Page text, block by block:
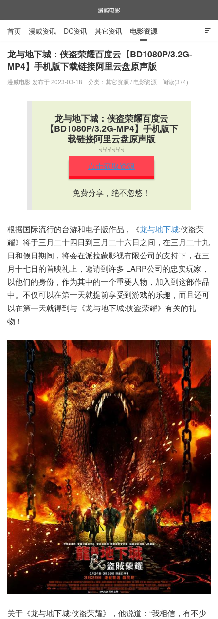
漫威电影

首页 漫威资讯 DC资讯 其它资讯 电影资源
电视剧资源 漫威图片
龙与地下城：侠盗荣耀百度云【BD1080P/3.2G-
MP4】手机版下载链接阿里云盘原声版
漫威电影 发布于 2023-03-18 分类： 其它资源 / 电影资源 阅读(374)
龙与地下城：侠盗荣耀百度云
【BD1080P/3.2G-MP4】手机版下
载链接阿里云盘原声版
☟☟☟☟☟☟
点击获取资源
免费分享，绝不忽悠！
根据国际流行的台游和电子版作品，《龙与地下城:侠盗荣
耀》将于三月二十四日到三月二十六日之间，在三月二十九
日和假日期间，将会在派拉蒙影视有限公司的支持下，在三
月十七日的首映礼上，邀请到许多 LARP公司的忠实玩家，
以他们的身份，作为其中的一个重要人物，加入到这部作品
中。不仅可以在第一天就提前享受到游戏的乐趣，而且还可
以在第一天就得到与《龙与地下城:侠盗荣耀》有关的礼
物！
关于《龙与地下城:侠盗荣耀》，他说道：“我相信，有不少